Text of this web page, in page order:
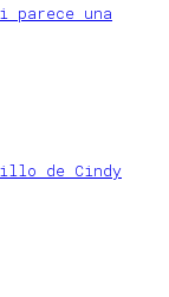
parece una
de Cindy